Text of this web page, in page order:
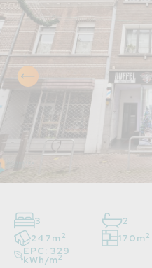
3
2
247m2 170m2
EPC: 329
kWh/m2